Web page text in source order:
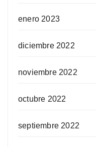
enero 2023
diciembre 2022
noviembre 2022
octubre 2022
septiembre 2022